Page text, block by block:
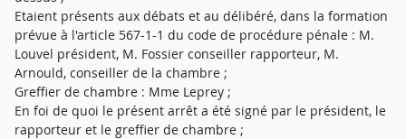
Etaient présents aux débats et au délibéré, dans la formation
prévue à l'article 567-1-1 du code de procédure pénale : M.
Louvel président, M. Fossier conseiller rapporteur, M.
Arnould, conseiller de la chambre ;
Greffier de chambre : Mme Leprey ;
En foi de quoi le présent arrêt a été signé par le président, le
rapporteur et le greffier de chambre ;